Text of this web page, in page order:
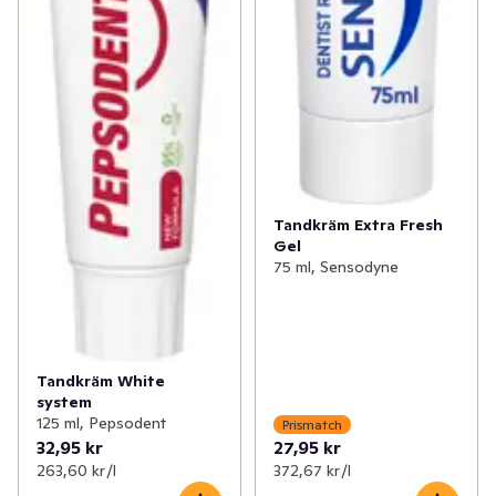
Tandkräm White
system
125 ml, Pepsodent
32,95 kr
263,60 kr /l
Tandkräm Extra Fresh
Gel
75 ml, Sensodyne
Prismatch
27,95 kr
372,67 kr /l